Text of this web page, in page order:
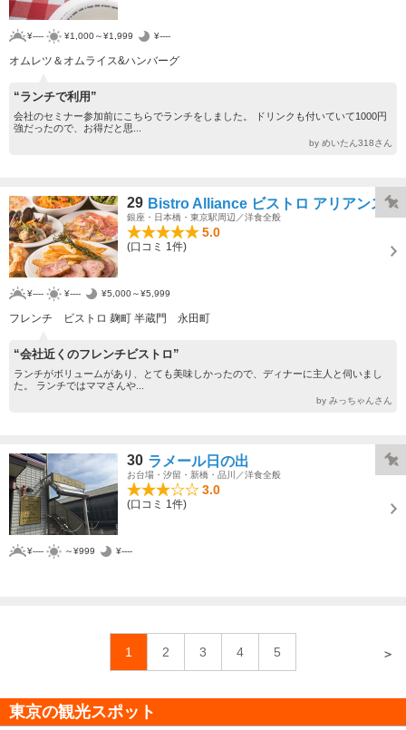
¥---- ¥1,000～¥1,999 ¥----
オムレツ＆オムライス&ハンバーグ
“ランチで利用”
会社のセミナー参加前にこちらでランチをしました。 ドリンクも付いていて1000円
強だったので、お得だと思...
by めいたん318さん
29 Bistro Alliance ビストロ アリアンス
銀座・日本橋・東京駅周辺／洋食全般
5.0
(口コミ 1件)
¥---- ¥---- ¥5,000～¥5,999
フレンチ ビストロ 麹町 半蔵門 永田町
“会社近くのフレンチビストロ”
ランチがボリュームがあり、とても美味しかったので、ディナーに主人と伺いまし
た。 ランチではママさんや...
by みっちゃんさん
30 ラメール日の出
お台場・汐留・新橋・品川／洋食全般
3.0
(口コミ 1件)
¥---- ～¥999 ¥----
1 2 3 4 5 ＞
東京の観光スポット